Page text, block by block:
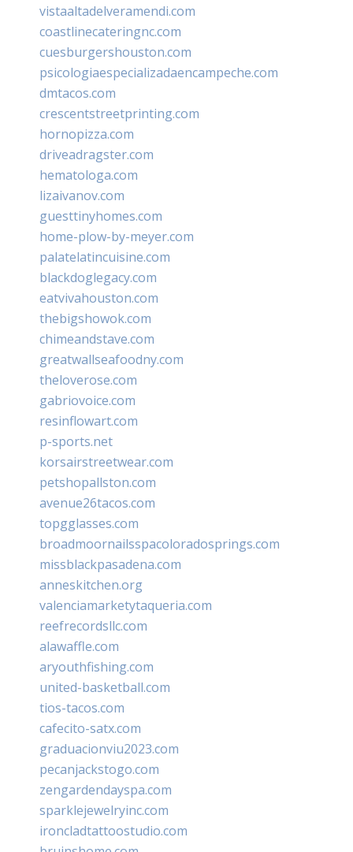
vistaaltadelveramendi.com
coastlinecateringnc.com
cuesburgershouston.com
psicologiaespecializadaencampeche.com
dmtacos.com
crescentstreetprinting.com
hornopizza.com
driveadragster.com
hematologa.com
lizaivanov.com
guesttinyhomes.com
home-plow-by-meyer.com
palatelatincuisine.com
blackdoglegacy.com
eatvivahouston.com
thebigshowok.com
chimeandstave.com
greatwallseafoodny.com
theloverose.com
gabriovoice.com
resinflowart.com
p-sports.net
korsairstreetwear.com
petshopallston.com
avenue26tacos.com
topgglasses.com
broadmoornailsspacoloradosprings.com
missblackpasadena.com
anneskitchen.org
valenciamarketytaqueria.com
reefrecordsllc.com
alawaffle.com
aryouthfishing.com
united-basketball.com
tios-tacos.com
cafecito-satx.com
graduacionviu2023.com
pecanjackstogo.com
zengardendayspa.com
sparklejewelryinc.com
ironcladtattoostudio.com